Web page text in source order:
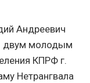
Андреевич
двум молодым
КПРФ г.
Нетрангвала